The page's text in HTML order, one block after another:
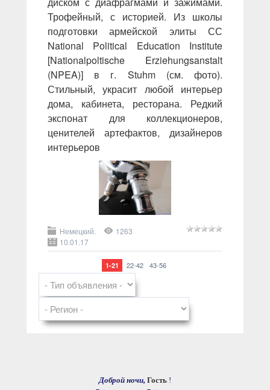
Трофейный, с историей. Из школы
подготовки армейской элиты СС
National Political Education Institute
[Nationalpoltische Erziehungsanstalt
(NPEA)] в г. Stuhm (см. фото).
Стильный, украсит любой интерьер
дома, кабинета, ресторана. Редкий
экспонат для коллекционеров,
ценителей артефактов, дизайнеров
интерьеров
Немецкий.
1263
10.01.17
1-21 22-42 43-56
Доброй ночи, Гость !